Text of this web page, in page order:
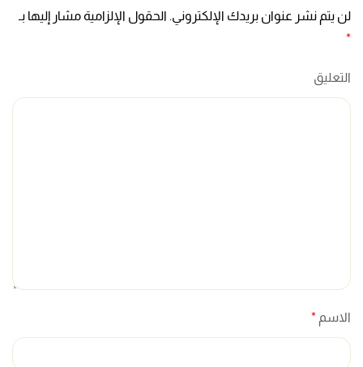
لن يتم نشر عنوان بريدك الإلكتروني. الحقول الإلزامية مشار إليها بـ
*
التعليق
الاسم *